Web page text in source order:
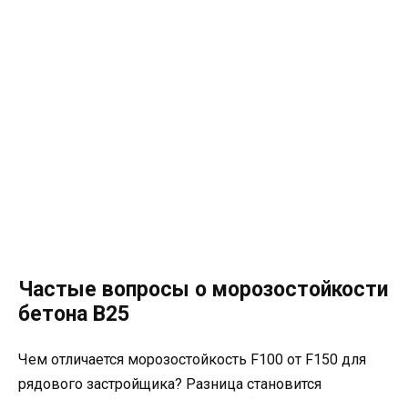
Частые вопросы о морозостойкости
бетона В25
Чем отличается морозостойкость F100 от F150 для
рядового застройщика? Разница становится